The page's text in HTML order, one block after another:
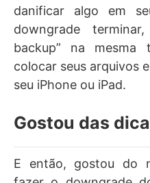
danificar algo em
downgrade
backup” na mesma
colocar seus arquivos
seu iPhone ou iPad.
Gostou das
E então, gostou do